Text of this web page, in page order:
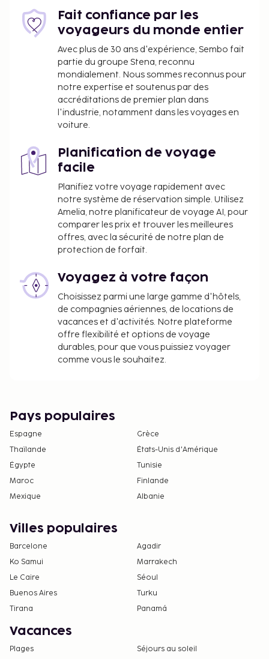
Fait confiance par les
voyageurs du monde entier
Avec plus de 30 ans d'expérience, Sembo fait
partie du groupe Stena, reconnu
mondialement. Nous sommes reconnus pour
notre expertise et soutenus par des
accréditations de premier plan dans
l'industrie, notamment dans les voyages en
voiture.
Planification de voyage
facile
Planifiez votre voyage rapidement avec
notre système de réservation simple. Utilisez
Amelia, notre planificateur de voyage AI, pour
comparer les prix et trouver les meilleures
offres, avec la sécurité de notre plan de
protection de forfait.
Voyagez à votre façon
Choisissez parmi une large gamme d'hôtels,
de compagnies aériennes, de locations de
vacances et d'activités. Notre plateforme
offre flexibilité et options de voyage
durables, pour que vous puissiez voyager
comme vous le souhaitez.
Pays populaires
Espagne
Grèce
Thaïlande
États-Unis d'Amérique
Égypte
Tunisie
Maroc
Finlande
Mexique
Albanie
Villes populaires
Barcelone
Agadir
Ko Samui
Marrakech
Le Caire
Séoul
Buenos Aires
Turku
Tirana
Panamá
Vacances
Plages
Séjours au soleil